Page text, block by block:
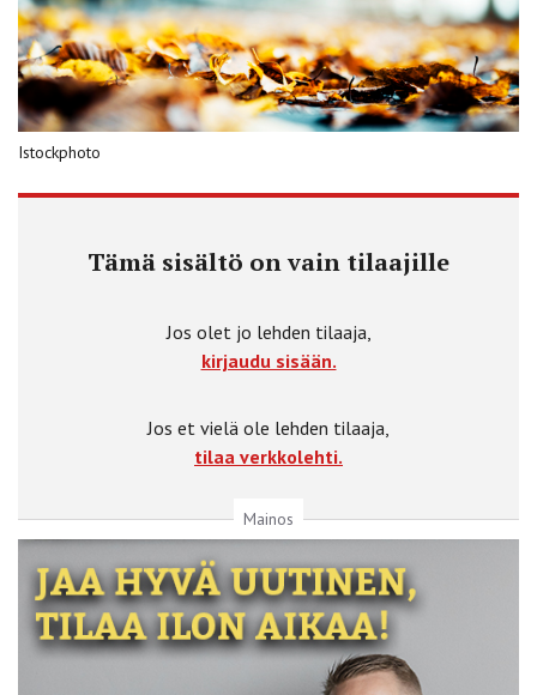
Istockphoto
Tämä sisältö on vain tilaajille
Jos olet jo lehden tilaaja,
kirjaudu sisään.
Jos et vielä ole lehden tilaaja,
tilaa verkkolehti.
Mainos